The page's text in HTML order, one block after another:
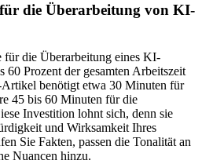
die Überarbeitung von KI-
für die Überarbeitung eines KI-
60 Prozent der gesamten Arbeitszeit
benötigt etwa 30 Minuten für
45 bis 60 Minuten für die
Investition lohnt sich, denn sie
und Wirksamkeit Ihres
Sie Fakten, passen die Tonalität an
Nuancen hinzu.